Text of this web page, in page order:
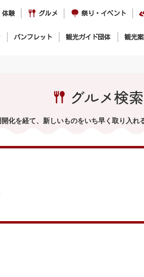
体験 グルメ 祭り・イベント
パンフレット 観光ガイド団体 観光
グルメ検索
化を経て、新しいものをいち早く取り入れ